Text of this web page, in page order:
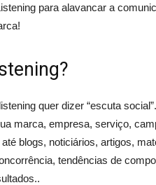
para alavancar a
quer dizer “escuta
marca, empresa, serviço,
blogs, noticiários, artigos,
tendências de